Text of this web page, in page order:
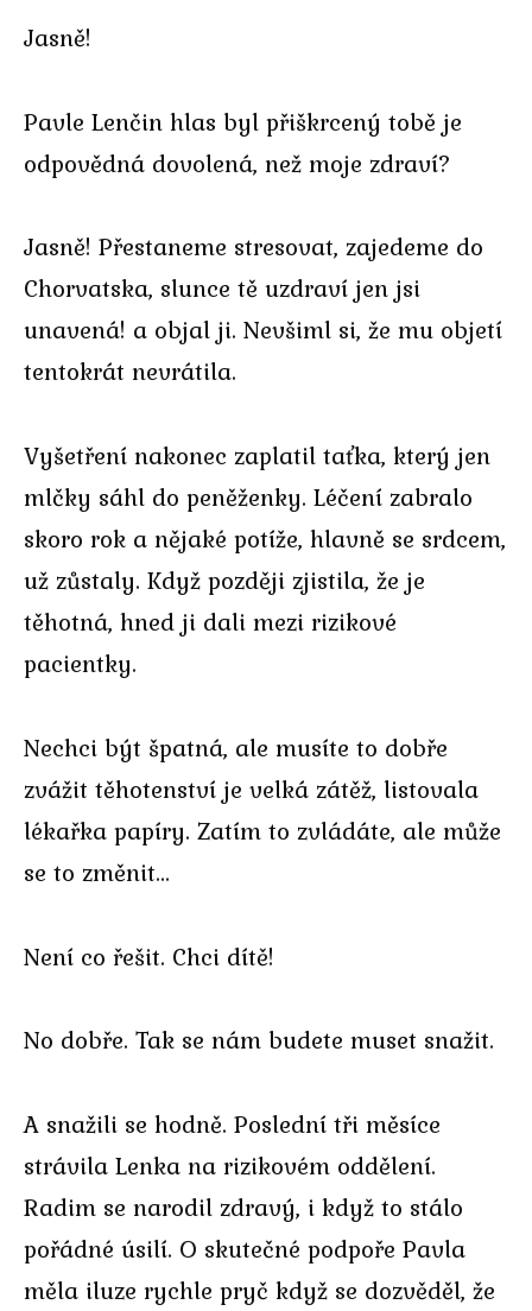
Jasně!
Pavle Lenčin hlas byl přiškrcený tobě je
odpovědná dovolená, než moje zdraví?
Jasně! Přestaneme stresovat, zajedeme do
Chorvatska, slunce tě uzdraví jen jsi
unavená! a objal ji. Nevšiml si, že mu objetí
tentokrát nevrátila.
Vyšetření nakonec zaplatil taťka, který jen
mlčky sáhl do peněženky. Léčení zabralo
skoro rok a nějaké potíže, hlavně se srdcem,
už zůstaly. Když později zjistila, že je
těhotná, hned ji dali mezi rizikové
pacientky.
Nechci být špatná, ale musíte to dobře
zvážit těhotenství je velká zátěž, listovala
lékařka papíry. Zatím to zvládáte, ale může
se to změnit…
Není co řešit. Chci dítě!
No dobře. Tak se nám budete muset snažit.
A snažili se hodně. Poslední tři měsíce
strávila Lenka na rizikovém oddělení.
Radim se narodil zdravý, i když to stálo
pořádné úsilí. O skutečné podpoře Pavla
měla iluze rychle pryč když se dozvěděl, že